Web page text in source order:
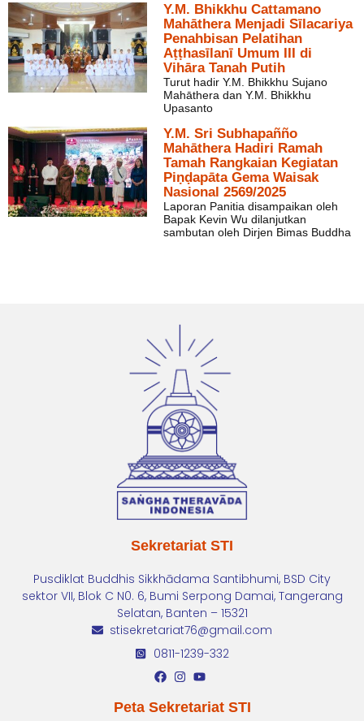
Y.M. Bhikkhu Cattamano
Mahāthera Menjadi Sīlacariya
Penahbisan Pelatihan
Aṭṭhasīlanī Umum III di
Vihāra Tanah Putih
Turut hadir Y.M. Bhikkhu Sujano
Mahāthera dan Y.M. Bhikkhu
Upasanto
Y.M. Sri Subhapañño
Mahāthera Hadiri Ramah
Tamah Rangkaian Kegiatan
Piṇḍapāta Gema Waisak
Nasional 2569/2025
Laporan Panitia disampaikan oleh
Bapak Kevin Wu dilanjutkan
sambutan oleh Dirjen Bimas Buddha
Sekretariat STI
Pusdiklat Buddhis Sikkhādama Santibhumi, BSD City
sektor VII, Blok C N0. 6, Bumi Serpong Damai, Tangerang
Selatan, Banten – 15321
stisekretariat76@gmail.com
0811-1239-332
Peta Sekretariat STI